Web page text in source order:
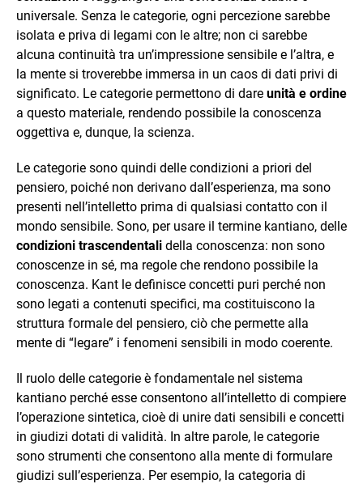
universale. Senza le categorie, ogni percezione sarebbe
isolata e priva di legami con le altre; non ci sarebbe
alcuna continuità tra un’impressione sensibile e l’altra, e
la mente si troverebbe immersa in un caos di dati privi di
significato. Le categorie permettono di dare unità e ordine
a questo materiale, rendendo possibile la conoscenza
oggettiva e, dunque, la scienza.
Le categorie sono quindi delle condizioni a priori del
pensiero, poiché non derivano dall’esperienza, ma sono
presenti nell’intelletto prima di qualsiasi contatto con il
mondo sensibile. Sono, per usare il termine kantiano, delle
condizioni trascendentali della conoscenza: non sono
conoscenze in sé, ma regole che rendono possibile la
conoscenza. Kant le definisce concetti puri perché non
sono legati a contenuti specifici, ma costituiscono la
struttura formale del pensiero, ciò che permette alla
mente di “legare” i fenomeni sensibili in modo coerente.
Il ruolo delle categorie è fondamentale nel sistema
kantiano perché esse consentono all’intelletto di compiere
l’operazione sintetica, cioè di unire dati sensibili e concetti
in giudizi dotati di validità. In altre parole, le categorie
sono strumenti che consentono alla mente di formulare
giudizi sull’esperienza. Per esempio, la categoria di